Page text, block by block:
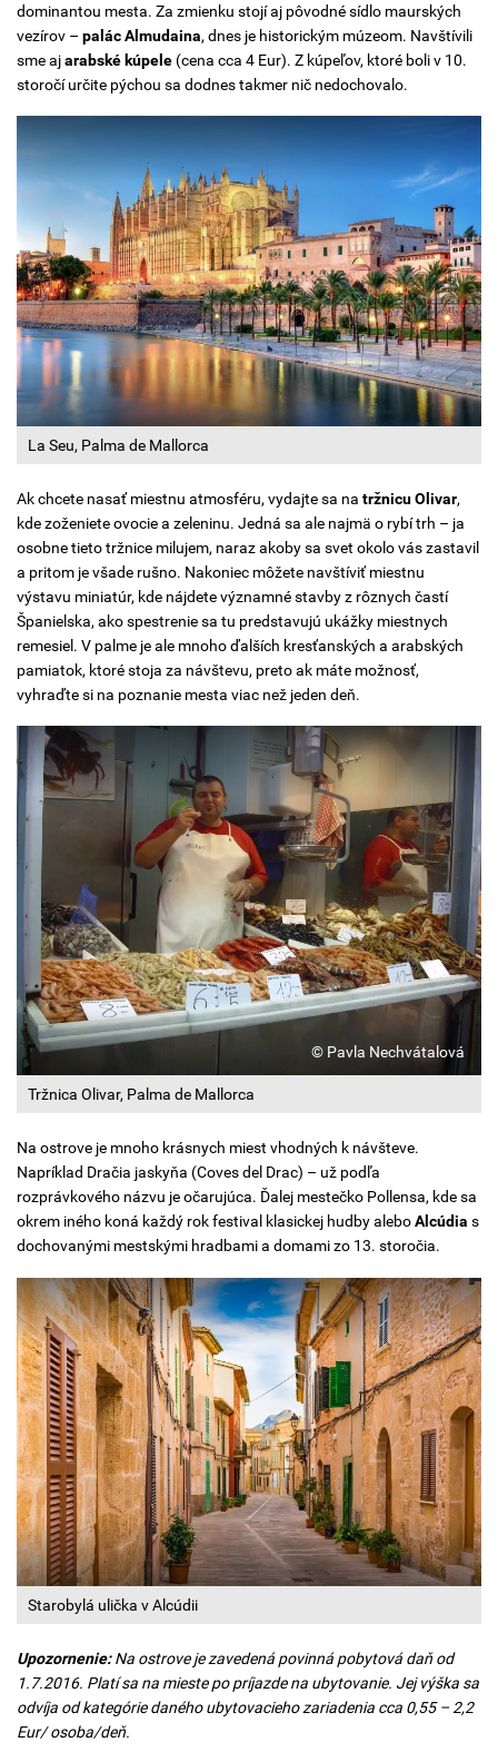
dominantou mesta. Za zmienku stojí aj pôvodné sídlo maurských
vezírov – palác Almudaina, dnes je historickým múzeom. Navštívili
sme ajarabské kúpele (cena cca 4 Eur). Z kúpeľov, ktoré boli v 10.
storočí určite pýchou sa dodnes takmer nič nedochovalo.
La Seu, Palma de Mallorca
Ak chcete nasať miestnu atmosféru, vydajte sa na tržnicu Olivar,
kde zoženiete ovocie a zeleninu. Jedná sa ale najmä o rybí trh – ja
osobne tieto tržnice milujem, naraz akoby sa svet okolo vás zastavil
a pritom je všade rušno. Nakoniec môžete navštíviť miestnu
výstavu miniatúr, kde nájdete významné stavby z rôznych častí
Španielska, ako spestrenie sa tu predstavujú ukážky miestnych
remesiel. V palme je ale mnoho ďalších kresťanských a arabských
pamiatok, ktoré stoja za návštevu, preto ak máte možnosť,
vyhraďte si na poznanie mesta viac než jeden deň.
Tržnica Olivar, Palma de Mallorca
© Pavla Nechvátalová
Na ostrove je mnoho krásnych miest vhodných k návšteve.
Napríklad Dračia jaskyňa (Coves del Drac) – už podľa
rozprávkového názvu je očarujúca. Ďalej mestečko Pollensa, kde sa
okrem iného koná každý rok festival klasickej hudby aleboAlcúdia s
dochovanými mestskými hradbami a domami zo 13. storočia.
Starobylá ulička v Alcúdii
Upozornenie:Na ostrove je zavedená povinná pobytová daň od
1.7.2016. Platí sa na mieste po príjazde na ubytovanie. Jej výška sa
odvíja od kategórie daného ubytovacieho zariadenia cca 0,55 – 2,2
Eur/ osoba/deň.